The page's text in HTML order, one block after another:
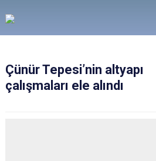
Çünür Tepesi’nin altyapı
çalışmaları ele alındı